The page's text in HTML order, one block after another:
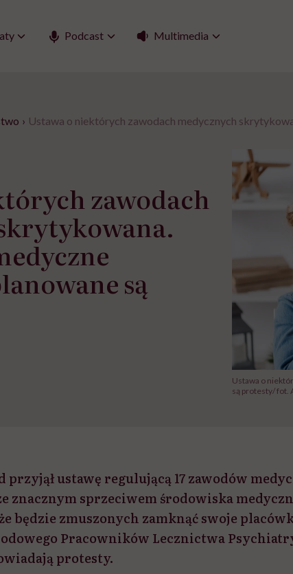
Podcast Multimedia
› Ustawa o niektórych zawodach medycznych
zawodach
są
Ustawa o
są protesty/ fot.
przyjął ustawę regulującą 17 zawodów
znacznym sprzeciwem środowiska
będzie zmuszonych zamknąć swoje
Pracowników Lecznictwa
protesty.